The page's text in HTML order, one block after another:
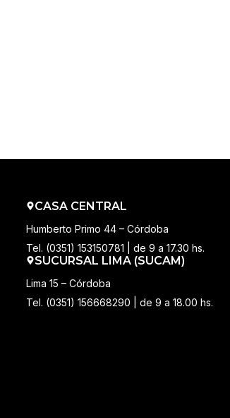
CASA CENTRAL
Humberto Primo 44 – Córdoba
Tel. (0351) 153150781 | de 9 a 17.30 hs.
SUCURSAL LIMA (SUCAM)
Lima 15 – Córdoba
Tel. (0351) 156668290 | de 9 a 18.00 hs.